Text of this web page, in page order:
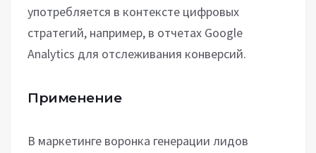
употребляется в контексте цифровых
стратегий, например, в отчетах Google
Analytics для отслеживания конверсий.
Применение
В маркетинге воронка генерации лидов